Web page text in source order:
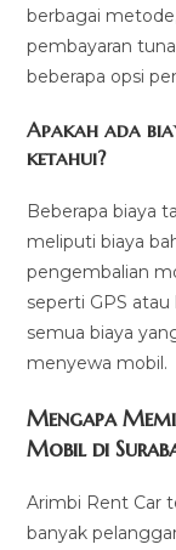
berbagai
pembayaran
beberapa opsi
Apakah ada
ketahui?
Beberapa biaya
meliputi biaya
pengembalian
seperti GPS
semua biaya
menyewa mobil.
Mengapa
Mobil di
Arimbi Rent Car
banyak